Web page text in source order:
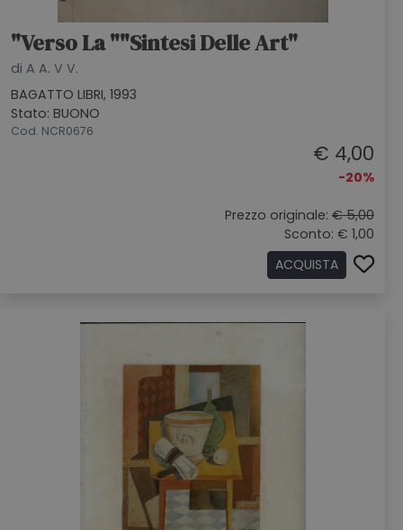
"Verso La ""Sintesi Delle Art"
di A A. V V.
BAGATTO LIBRI, 1993
Stato: BUONO
Cod. NCR0676
€ 4,00
-20%
Prezzo originale: € 5,00
Sconto: € 1,00
ACQUISTA